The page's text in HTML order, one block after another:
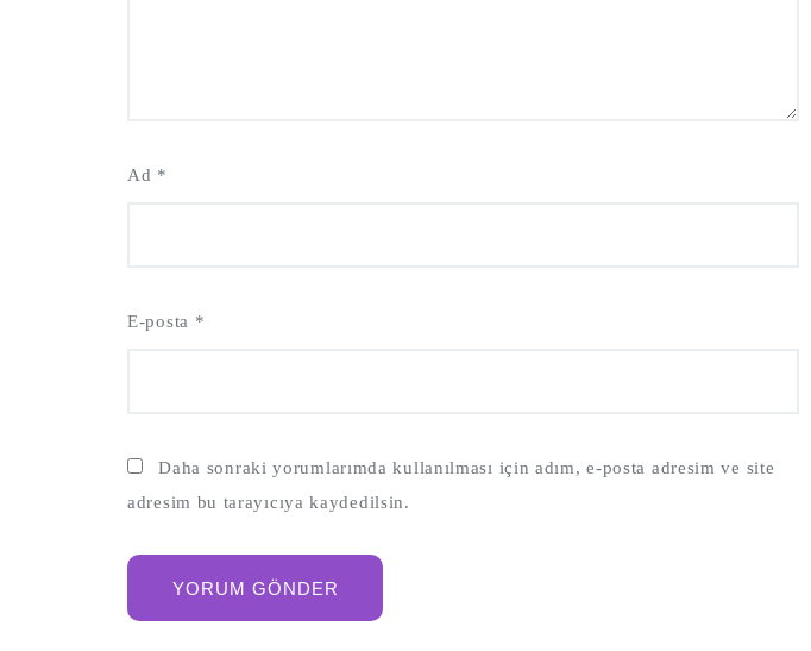
Ad *
E-posta *
Daha sonraki yorumlarımda kullanılması için adım, e-posta adresim ve site
adresim bu tarayıcıya kaydedilsin.